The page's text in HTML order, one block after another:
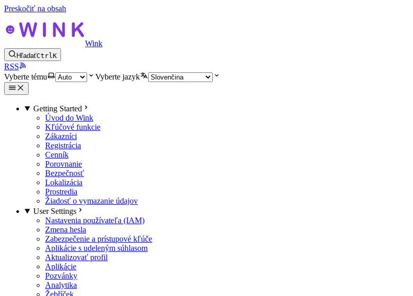
Preskočiť na obsah
Wink
HľadaťCtrlK
RSS
Vyberte tému
Vyberte jazyk
Getting Started
Úvod do Wink
Kľúčové funkcie
Zákazníci
Registrácia
Cenník
Porovnanie
Bezpečnosť
Lokalizácia
Prostredia
Žiadosť o vymazanie údajov
User Settings
Nastavenia používateľa (IAM)
Zmena hesla
Zabezpečenie a prístupové kľúče
Aplikácie s udeleným súhlasom
Aktualizovať profil
Aplikácie
Pozvánky
Analytika
Žebříček